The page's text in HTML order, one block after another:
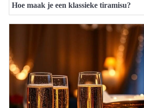
Hoe maak je een klassieke tiramisu?